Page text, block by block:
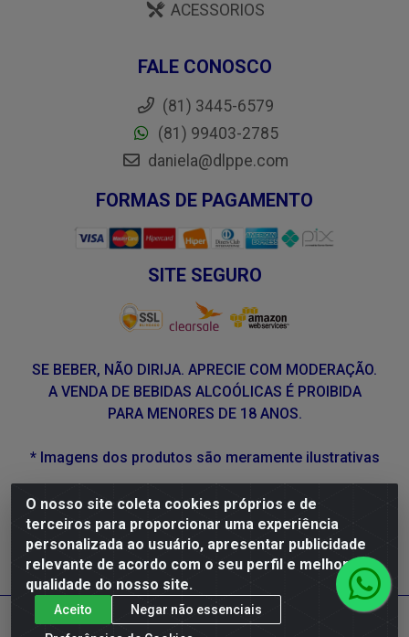
O nosso site coleta cookies próprios e de
terceiros para proporcionar uma experiência
personalizada ao usuário, apresentar publicidade
relevante de acordo com o seu perfil e melhorar a
qualidade do nosso site.
Aceito
Negar não essenciais
ACESSORIOS
FALE CONOSCO
(81) 3445-6579
(81) 99403-2785
daniela@dlppe.com
FORMAS DE PAGAMENTO
SITE SEGURO
SE BEBER, NÃO DIRIJA. APRECIE COM MODERAÇÃO.
A VENDA DE BEBIDAS ALCOÓLICAS É PROIBIDA
PARA MENORES DE 18 ANOS.
* Imagens dos produtos são meramente ilustrativas
DLP Vinhos - Av. Engenheiro Abdias de Carvalho, 962 -
Torrões, Recife/PE - CEP 50.640-525 - CNPJ
05.429.222/0001-48